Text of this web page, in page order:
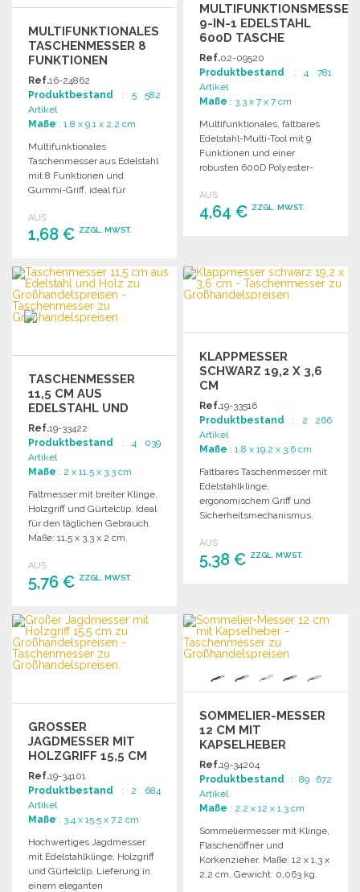
MULTIFUNKTIONALES
TASCHENMESSER 8
FUNKTIONEN
EDELSTAHL
Ref.16-24862
Produktbestand : 5 582
Artikel
Maße : 1.8 x 9.1 x 2.2 cm
Multifunktionales
Taschenmesser aus Edelstahl
mit 8 Funktionen und
Gummi-Griff, ideal für
Alltag.
AUS
1,68 € ZZGL. MWST.
BESTELLEN
Angebot anfordern
MULTIFUNKTIONSMESSER
9-IN-1 EDELSTAHL
600D TASCHE
Ref.02-09520
Produktbestand : 4 781
Artikel
Maße : 3.3 x 7 x 7 cm
Multifunktionales, faltbares
Edelstahl-Multi-Tool mit 9
Funktionen und einer
robusten 600D Polyester-
verschiedene Anwendungen.
AUS
4,64 € ZZGL. MWST.
Angebot anfordern
TASCHENMESSER
11,5 CM AUS
EDELSTAHL UND
HOLZ ZU
GROSSHANDELSPREISEN
Ref.19-33422
Produktbestand : 4 039
Artikel
Maße : 2 x 11.5 x 3.3 cm
Faltmesser mit breiter Klinge,
Holzgriff und Gürtelclip. Ideal
für den täglichen Gebrauch.
Maße: 11,5 x 3,3 x 2 cm.
AUS
5,76 € ZZGL. MWST.
BESTELLEN
Angebot anfordern
KLAPPMESSER
SCHWARZ 19,2 X 3,6
CM
Ref.19-33516
Produktbestand : 2 266
Artikel
Maße : 1.8 x 19.2 x 3.6 cm
Faltbares Taschenmesser mit
Edelstahlklinge,
ergonomischem Griff und
Sicherheitsmechanismus.
Gebrauch. Gewicht: 129 g.
AUS
5,38 € ZZGL. MWST.
Angebot anfordern
GROSSER J
AGDMESSER MIT H
OLZGRIFF 15,5 CM
Ref.19-34101
Produktbestand : 2 684
Artikel
Maße : 3.4 x 15.5 x 7.2 cm
Hochwertiges Jagdmesser
mit Edelstahlklinge, Holzgriff
und Gürtelclip. Lieferung in
einem eleganten
SOMMELIER-MESSER
12 CM MIT
KAPSELHEBER
Ref.19-34204
Produktbestand : 89 672
Artikel
Maße : 2.2 x 12 x 1.3 cm
Sommeliermesser mit Klinge,
Flaschenöffner und
Korkenzieher. Maße: 12 x 1,3 x
2,2 cm, Gewicht: 0,063 kg.